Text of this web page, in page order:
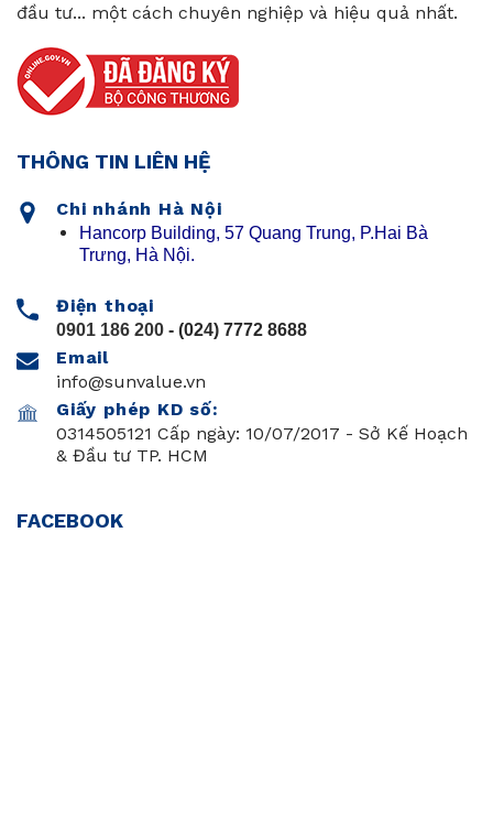
đầu tư... một cách chuyên nghiệp và hiệu quả nhất.
THÔNG TIN LIÊN HỆ
Chi nhánh Hà Nội
Hancorp Building, 57 Quang Trung, P.Hai Bà
Trưng, Hà Nội.
Điện thoại
0901 186 200 - (024) 7772 8688
Email
info@sunvalue.vn
Giấy phép KD số:
0314505121 Cấp ngày: 10/07/2017 - Sở Kế Hoạch
& Đầu tư TP. HCM
FACEBOOK